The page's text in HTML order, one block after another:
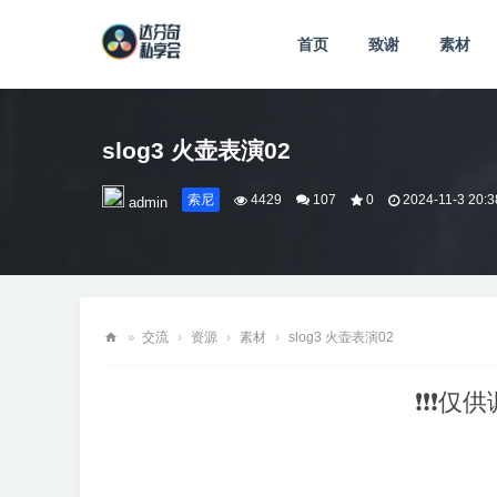
首页 致谢 素材
slog3 火壶表演02
admin 索尼 4429 107 0 2024-11-3
» 交流 › 资源 › 素材 › slog3 火壶表演02
❗❗❗仅